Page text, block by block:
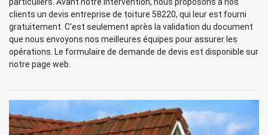
clients un devis entreprise de toiture 58220, qui leur est fourni
gratuitement. C'est seulement après la validation du document
que nous envoyons nos meilleures équipes pour assurer les
opérations. Le formulaire de demande de devis est disponible sur
notre page web.